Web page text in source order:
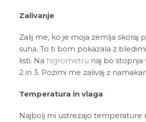
Zalivanje
Zalij me, ko je moja zemlja skoraj
suha. To ti bom pokazala z
listi. Na higrometru naj bo stopnja
2 in 3. Pozimi me zalivaj z
Temperatura in vlaga
Najbolj mi ustrezajo temperature